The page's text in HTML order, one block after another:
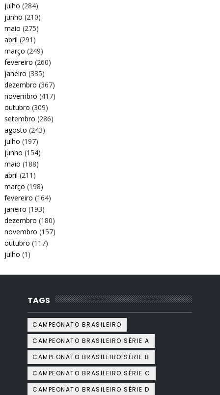
julho (284)
junho (210)
maio (275)
abril (291)
março (249)
fevereiro (260)
janeiro (335)
dezembro (367)
novembro (417)
outubro (309)
setembro (286)
agosto (243)
julho (197)
junho (154)
maio (188)
abril (211)
março (198)
fevereiro (164)
janeiro (193)
dezembro (180)
novembro (157)
outubro (117)
julho (1)
TAGS
CAMPEONATO BRASILEIRO
CAMPEONATO BRASILEIRO SÉRIE A
CAMPEONATO BRASILEIRO SÉRIE B
CAMPEONATO BRASILEIRO SÉRIE C
CAMPEONATO BRASILEIRO SÉRIE D